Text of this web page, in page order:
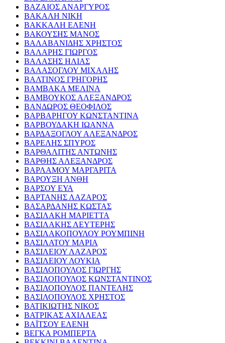
ΒΑΖΑΙΟΣ ΑΝΑΡΓΥΡΟΣ
ΒΑΚΑΛΗ ΝΙΚΗ
ΒΑΚΚΑΛΗ ΕΛΕΝΗ
ΒΑΚΟΥΣΗΣ ΜΑΝΟΣ
ΒΑΛΑΒΑΝΙΔΗΣ ΧΡΗΣΤΟΣ
ΒΑΛΑΡΗΣ ΓΙΩΡΓΟΣ
ΒΑΛΑΣΗΣ ΗΛΙΑΣ
ΒΑΛΑΣΟΓΛΟΥ ΜΙΧΑΛΗΣ
ΒΑΛΤΙΝΟΣ ΓΡΗΓΟΡΗΣ
ΒΑΜΒΑΚΑ ΜΕΛΙΝΑ
ΒΑΜΒΟΥΚΟΣ ΑΛΕΞΑΝΔΡΟΣ
ΒΑΝΔΩΡΟΣ ΘΕΟΦΙΛΟΣ
ΒΑΡΒΑΡΗΓΟΥ ΚΩΝΣΤΑΝΤΙΝΑ
ΒΑΡΒΟΥΔΑΚΗ ΙΩΑΝΝΑ
ΒΑΡΔΑΞΟΓΛΟΥ ΑΛΕΞΑΝΔΡΟΣ
ΒΑΡΕΛΗΣ ΣΠΥΡΟΣ
ΒΑΡΘΑΛΙΤΗΣ ΑΝΤΩΝΗΣ
ΒΑΡΘΗΣ ΑΛΕΞΑΝΔΡΟΣ
ΒΑΡΛΑΜΟΥ ΜΑΡΓΑΡΙΤΑ
ΒΑΡΟΥΞΗ ΑΝΘΗ
ΒΑΡΣΟΥ ΕΥΑ
ΒΑΡΤΑΝΗΣ ΛΑΖΑΡΟΣ
ΒΑΣΑΡΔΑΝΗΣ ΚΩΣΤΑΣ
ΒΑΣΙΛΑΚΗ ΜΑΡΙΕΤΤΑ
ΒΑΣΙΛΑΚΗΣ ΛΕΥΤΕΡΗΣ
ΒΑΣΙΛΑΚΟΠΟΥΛΟΥ ΡΟΥΜΠΙΝΗ
ΒΑΣΙΛΑΤΟΥ ΜΑΡΙΑ
ΒΑΣΙΛΕΙΟΥ ΛΑΖΑΡΟΣ
ΒΑΣΙΛΕΙΟΥ ΛΟΥΚΙΑ
ΒΑΣΙΛΟΠΟΥΛΟΣ ΓΙΩΡΓΗΣ
ΒΑΣΙΛΟΠΟΥΛΟΣ ΚΩΝΣΤΑΝΤΙΝΟΣ
ΒΑΣΙΛΟΠΟΥΛΟΣ ΠΑΝΤΕΛΗΣ
ΒΑΣΙΛΟΠΟΥΛΟΣ ΧΡΗΣΤΟΣ
ΒΑΤΙΚΙΩΤΗΣ ΝΙΚΟΣ
ΒΑΤΡΙΚΑΣ ΑΧΙΛΛΕΑΣ
ΒΑΪΤΣΟΥ ΕΛΕΝΗ
ΒΕΓΚΑ ΡΟΜΠΕΡΤΑ